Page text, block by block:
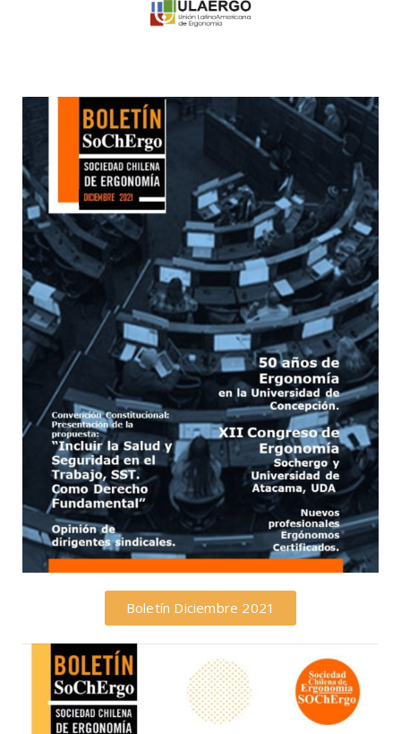
Boletín Diciembre 2021